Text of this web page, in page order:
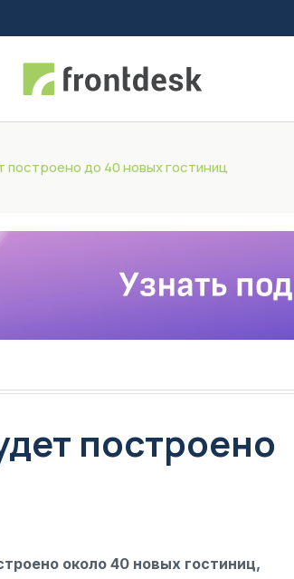
до 40 новых гостиниц
построено
около 40 новых гостиниц,